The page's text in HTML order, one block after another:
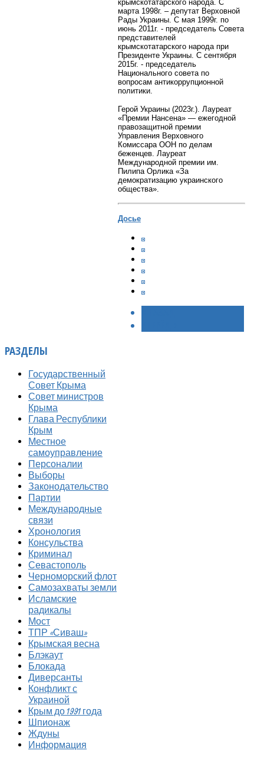
крымскотатарского народа. С
марта 1998г. – депутат Верховной
Рады Украины. С мая 1999г. по
июнь 2011г. - председатель Совета
представителей
крымскотатарского народа при
Президенте Украины. С сентября
2015г. - председатель
Национального совета по
вопросам антикоррупционной
политики.
Герой Украины (2023г.). Лауреат
«Премии Нансена» — ежегодной
правозащитной премии
Управления Верховного
Комиссара ООН по делам
беженцев. Лауреат
Международной премии им.
Пилипа Орлика «За
демократизацию украинского
общества».
Досье
РАЗДЕЛЫ
Государственный
Совет Крыма
Совет министров
Крыма
Глава Республики
Крым
Местное
самоуправление
Персоналии
Выборы
Законодательство
Партии
Международные
связи
Хронология
Консульства
Криминал
Севастополь
Черноморский флот
Самозахваты земли
Исламские
радикалы
Мост
ТПР «Сиваш»
Крымская весна
Блэкаут
Блокада
Диверсанты
Конфликт с
Украиной
Крым до 1991 года
Шпионаж
Ждуны
Информация